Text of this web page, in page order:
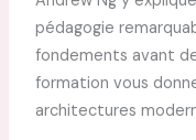
pédagogie
fondements avant
formation vous
architectures